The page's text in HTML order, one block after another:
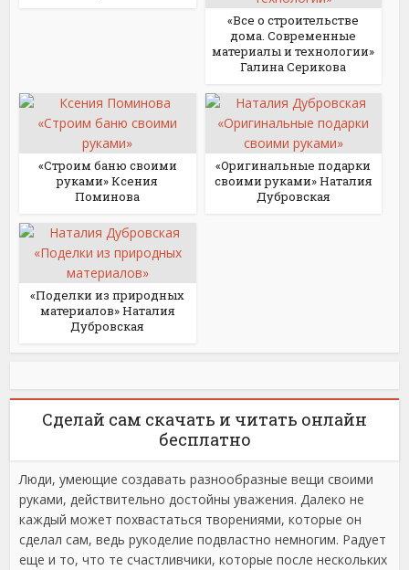
«Все о строительстве
дома. Современные
материалы и технологии»
Галина Серикова
«Строим баню своими
руками» Ксения
Поминова
«Оригинальные подарки
своими руками» Наталия
Дубровская
«Поделки из природных
материалов» Наталия
Дубровская
Сделай сам скачать и читать онлайн
бесплатно
Люди, умеющие создавать разнообразные вещи своими
руками, действительно достойны уважения. Далеко не
каждый может похвастаться творениями, которые он
сделал сам, ведь рукоделие подвластно немногим. Радует
еще и то, что те счастливчики, которые после нескольких